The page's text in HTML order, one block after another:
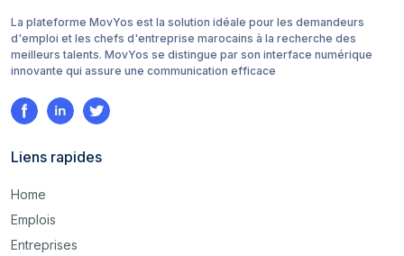
La plateforme MovYos est la solution idéale pour les demandeurs
d'emploi et les chefs d'entreprise marocains à la recherche des
meilleurs talents. MovYos se distingue par son interface numérique
innovante qui assure une communication efficace
Liens rapides
Home
Emplois
Entreprises